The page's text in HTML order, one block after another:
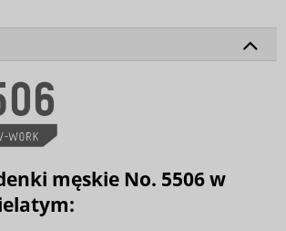
męskie No. 5506 w